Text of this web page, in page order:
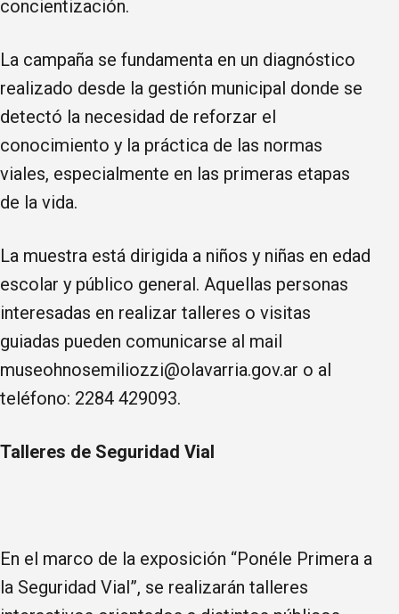
concientización.
La campaña se fundamenta en un diagnóstico
realizado desde la gestión municipal donde se
detectó la necesidad de reforzar el
conocimiento y la práctica de las normas
viales, especialmente en las primeras etapas
de la vida.
La muestra está dirigida a niños y niñas en edad
escolar y público general. Aquellas personas
interesadas en realizar talleres o visitas
guiadas pueden comunicarse al mail
museohnosemiliozzi@olavarria.gov.ar o al
teléfono: 2284 429093.
Talleres de Seguridad Vial
En el marco de la exposición “Ponéle Primera a
la Seguridad Vial”, se realizarán talleres